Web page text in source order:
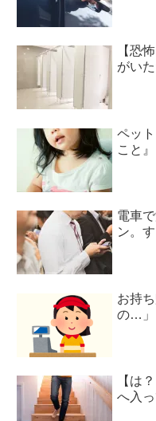
【恐
がい
ペッ
こと
電車
ン。
お持
の…」
【は
へ入